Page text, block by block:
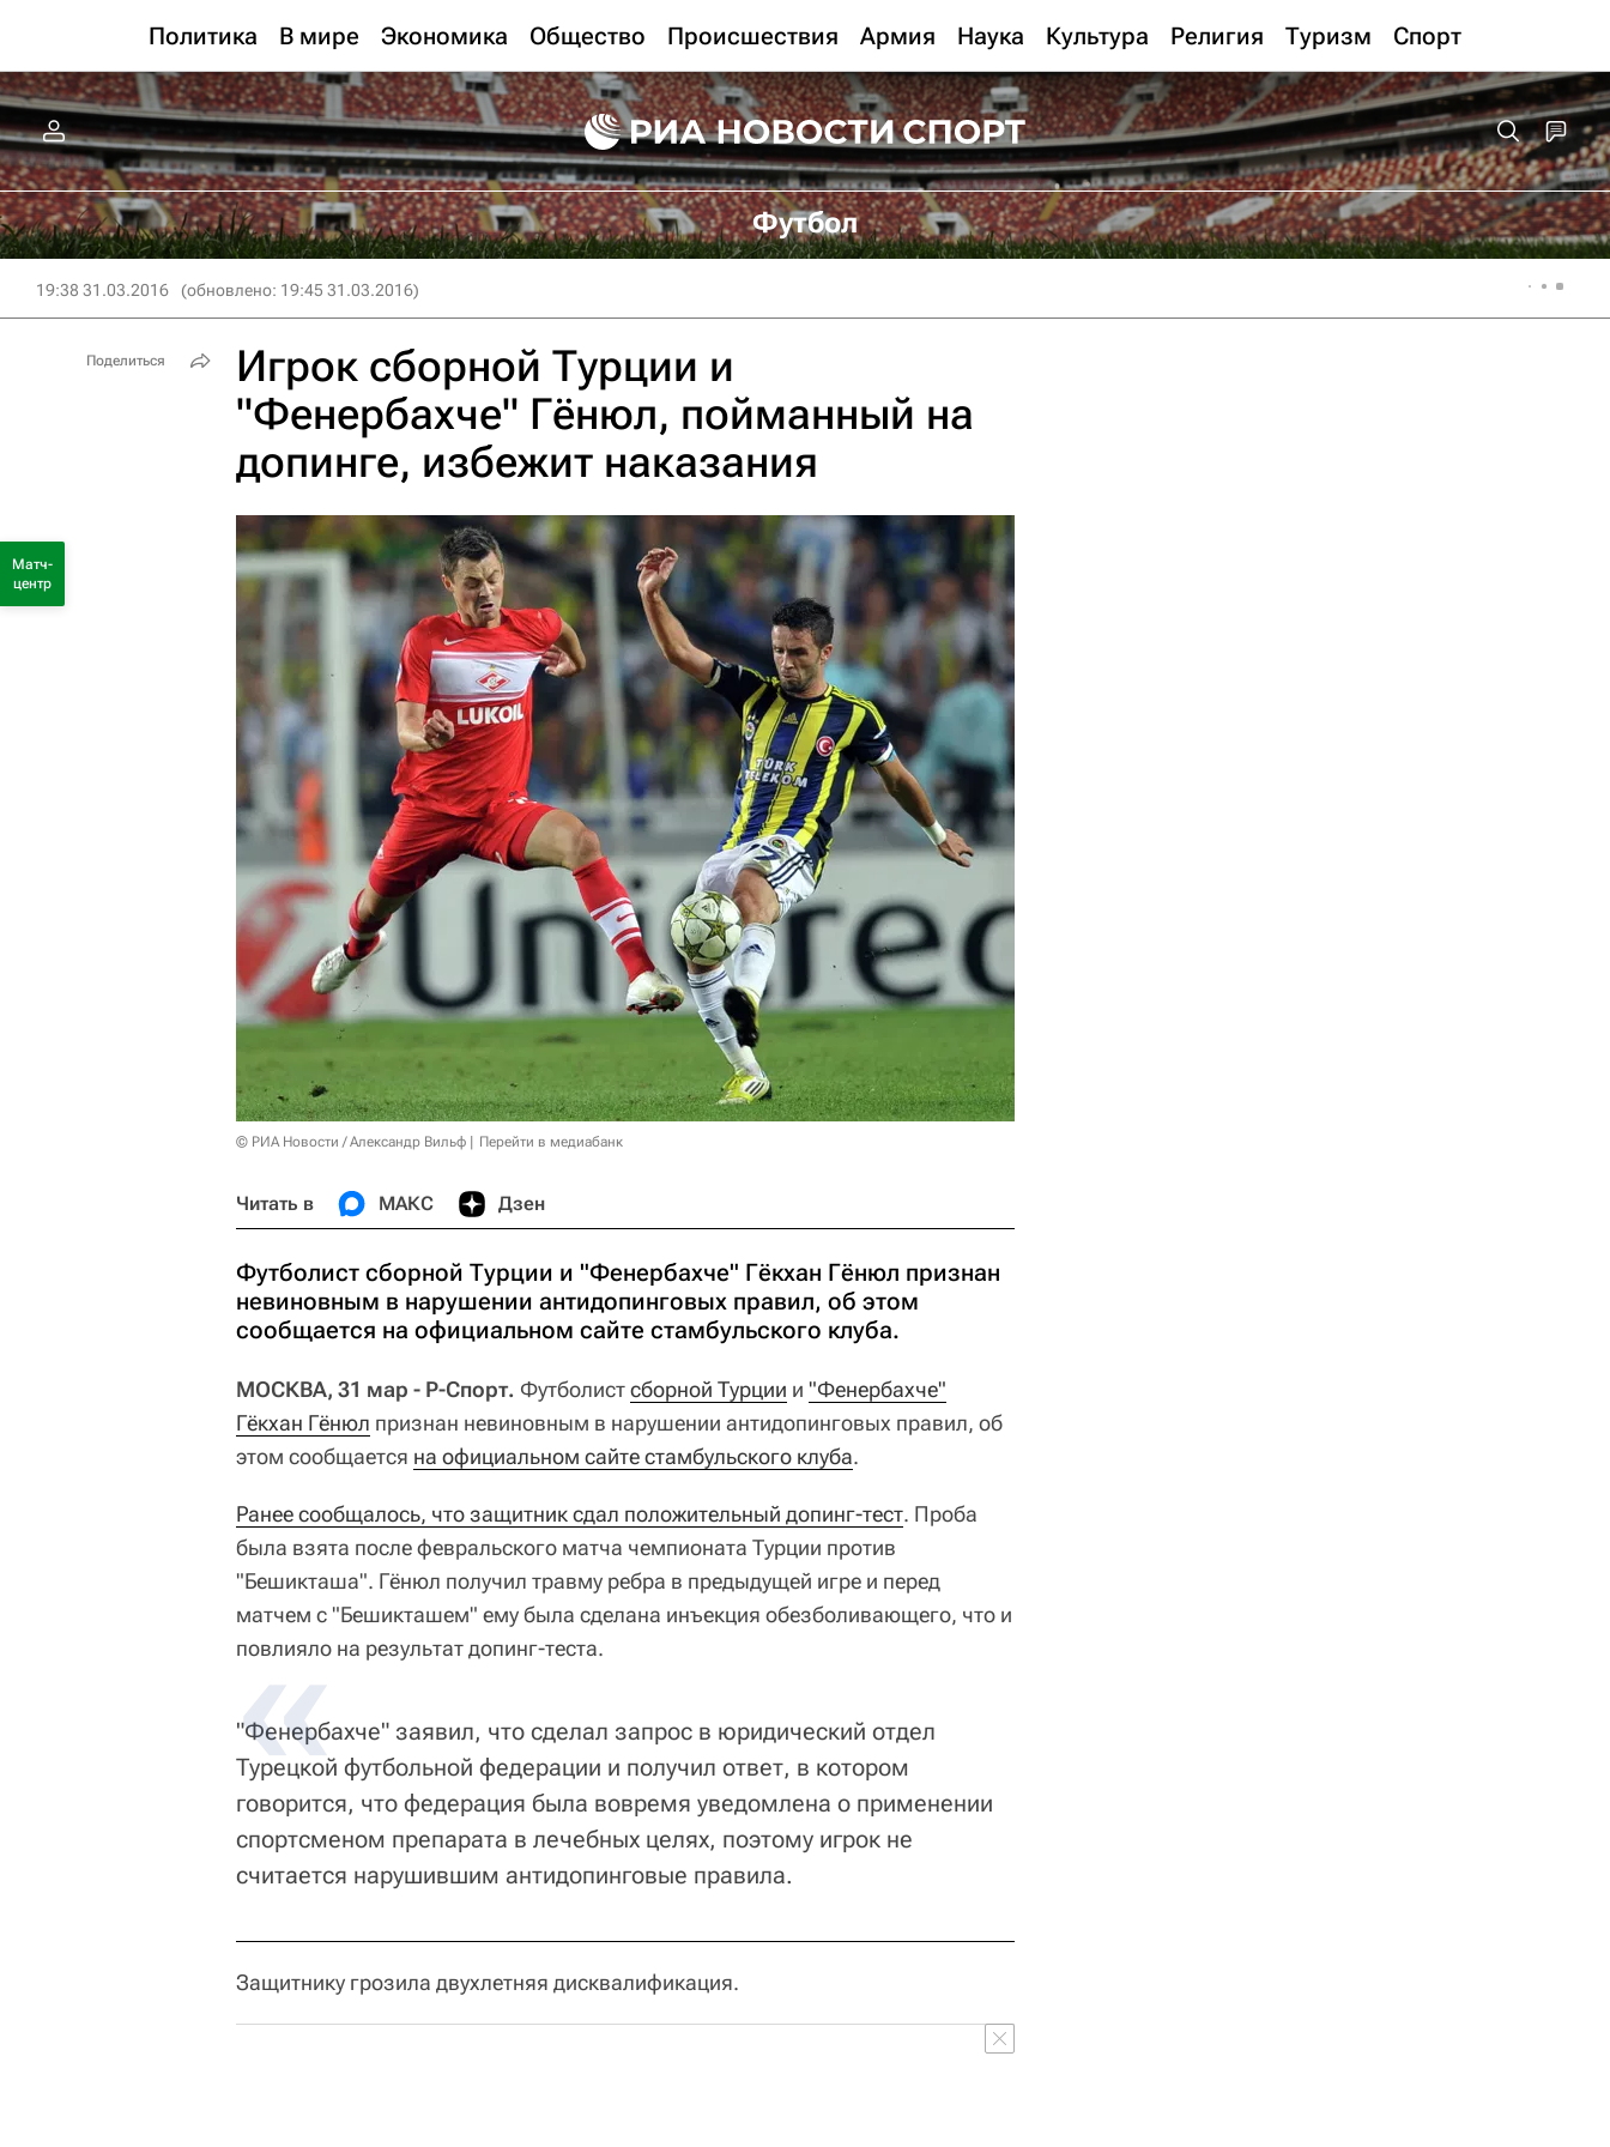
Политика В мире Экономика Общество Происшествия Армия Наука Культура Религия Туризм Спорт
Футбол
19:38 31.03.2016 (обновлено: 19:45 31.03.2016)
Игрок сборной Турции и
"Фенербахче" Гёнюл, пойманный на
допинге, избежит наказания
© РИА Новости / Александр Вильф Перейти в медиабанк
Читать в МАКС Дзен
Футболист сборной Турции и "Фенербахче" Гёкхан Гёнюл признан
невиновным в нарушении антидопинговых правил, об этом
сообщается на официальном сайте стамбульского клуба.
МОСКВА, 31 мар - Р-Спорт. Футболистсборной Турции и "Фенербахче"
Гёкхан Гёнюл признан невиновным в нарушении антидопинговых правил, об
этом сообщается на официальном сайте стамбульского клуба.
Ранее сообщалось, что защитник сдал положительный допинг-тест. Проба
была взята после февральского матча чемпионата Турции против
"Бешикташа". Гёнюл получил травму ребра в предыдущей игре и перед
матчем с "Бешикташем" ему была сделана инъекция обезболивающего, что и
повлияло на результат допинг-теста.
"Фенербахче" заявил, что сделал запрос в юридический отдел
Турецкой футбольной федерации и получил ответ, в котором
говорится, что федерация была вовремя уведомлена о применении
спортсменом препарата в лечебных целях, поэтому игрок не
считается нарушившим антидопинговые правила.
Защитнику грозила двухлетняя дисквалификация.
Поделиться
Матч-
центр